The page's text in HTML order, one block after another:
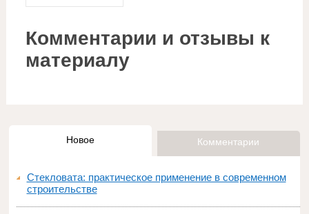
Комментарии и отзывы к
материалу
Новое Комментарии
Стекловата: практическое применение в современном
строительстве